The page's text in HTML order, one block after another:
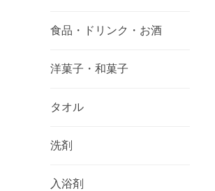
食品・ドリンク・お酒
洋菓子・和菓子
タオル
洗剤
入浴剤